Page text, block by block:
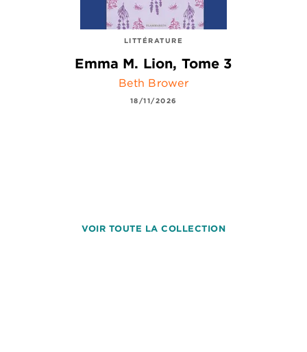
LITTÉRATURE
Emma M. Lion, Tome 3
Beth Brower
18/11/2026
VOIR TOUTE LA COLLECTION